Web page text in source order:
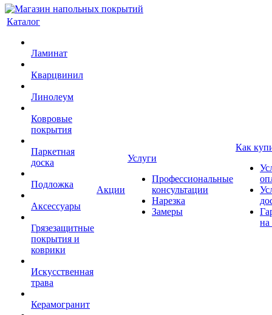
Каталог
Ламинат
Кварцвинил
Линолеум
Ковровые
покрытия
Паркетная
доска
Подложка
Аксессуары
Грязезащитные
покрытия и
коврики
Искусственная
трава
Керамогранит
Акции
Услуги
Профессиональные
консультации
Нарезка
Замеры
Как
на